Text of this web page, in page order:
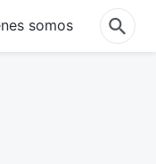
somos